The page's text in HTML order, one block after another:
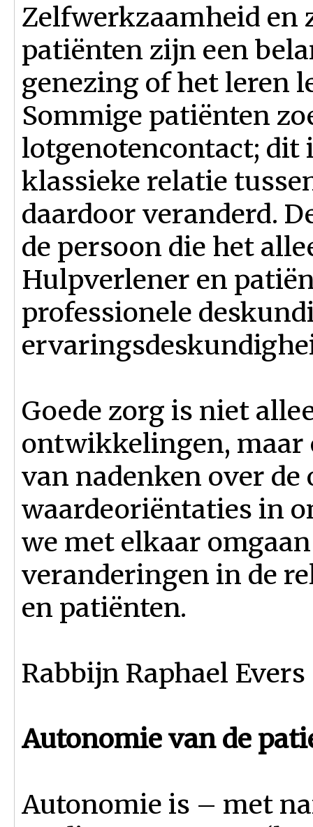
Zelfwerkzaamheid en
patiënten zijn een
genezing of het leren
Sommige patiënten
lotgenotencontact; dit
klassieke relatie
daardoor veranderd.
de persoon die het
Hulpverlener en
professionele
Goede zorg is niet
ontwikkelingen, maar
van nadenken over
waardeoriëntaties in
we met elkaar
veranderingen in de
en patiënten.
Rabbijn Raphael
Autonomie van de
Autonomie is – met